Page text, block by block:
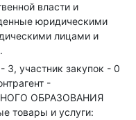
власти и
юридическими
лицами и
3, участник закупок - 0
-
ОБРАЗОВАНИЯ
и услуги: